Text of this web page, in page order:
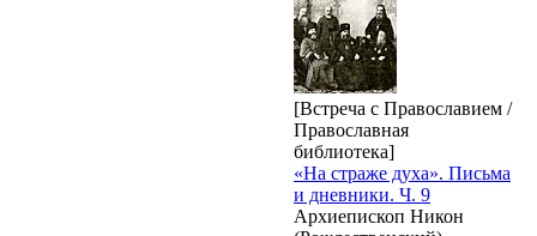
[Встреча с Православием /
Православная
библиотека]
«На страже духа». Письма
и дневники. Ч. 9
Архиепископ Никон